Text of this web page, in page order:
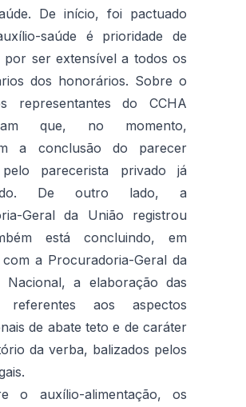
De início, foi pactuado
saúde é prioridade de
por ser extensível a todos os
dos honorários. Sobre o
representantes do CCHA
que, no momento,
a conclusão do parecer
parecerista privado já
De outro lado, a
Geral da União registrou
está concluindo, em
a Procuradoria-Geral da
Nacional, a elaboração das
referentes aos aspectos
de abate teto e de caráter
da verba, balizados pelos
o auxílio-alimentação, os